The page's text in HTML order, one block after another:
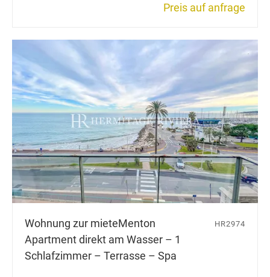
Preis auf anfrage
Wohnung zur mieteMenton
Apartment direkt am Wasser – 1
Schlafzimmer – Terrasse – Spa
HR2974